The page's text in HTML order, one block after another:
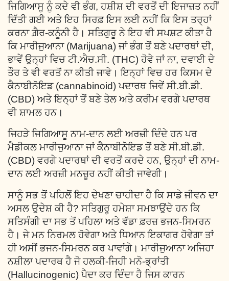
ਜਿਗਿਆਸੂ ਨੂੰ ਕਦੇ ਵੀ ਭੰਗ, ਹਸ਼ੀਸ਼ ਦੀ ਵਰਤੋਂ ਦੀ ਇਜਾਜ਼ਤ ਨਹੀਂ
ਦਿੱਤੀ ਗਈ ਅਤੇ ਇਹ ਸਿਰਫ਼ ਇਸ ਲਈ ਨਹੀਂ ਕਿ ਇਸ ਤਰ੍ਹਾਂ
ਕਰਨਾ ਗ਼ੈਰ-ਕਨੂੰਨੀ ਹੈ। ਸਤਿਗੁਰੂ ਨੇ ਇਹ ਵੀ ਸਪਸ਼ਟ ਕੀਤਾ ਹੈ
ਕਿ ਮਾਰੀਜੁਆਨਾ (Marijuana) ਜਾਂ ਭੰਗ ਤੋਂ ਬਣੇ ਪਦਾਰਥਾਂ ਦੀ,
ਭਾਵੇਂ ਉਨ੍ਹਾਂ ਵਿਚ ਟੀ.ਐਚ.ਸੀ. (THC) ਹੋਵੇ ਜਾਂ ਨਾ, ਦਵਾਈ ਦੇ
ਤੌਰ ਤੇ ਵੀ ਵਰਤੋਂ ਨਾ ਕੀਤੀ ਜਾਵੇ। ਇਨ੍ਹਾਂ ਵਿਚ ਹਰ ਕਿਸਮ ਦੇ
ਕੈਨਾਬੀਨੋਇਡ (cannabinoid) ਪਦਾਰਥ ਜਿਵੇਂ ਸੀ.ਬੀ.ਡੀ.
(CBD) ਅਤੇ ਇਨ੍ਹਾਂ ਤੋਂ ਬਣੇ ਤੇਲ ਅਤੇ ਕਰੀਮ ਵਰਗੇ ਪਦਾਰਥ
ਵੀ ਸ਼ਾਮਲ ਹਨ।
ਜਿਹੜੇ ਜਿਗਿਆਸੂ ਨਾਮ-ਦਾਨ ਲਈ ਅਰਜ਼ੀ ਦਿੰਦੇ ਹਨ ਪਰ
ਮੈਡੀਕਲ ਮਾਰੀਜੁਆਨਾ ਜਾਂ ਕੈਨਾਬੀਨੋਇਡ ਤੋਂ ਬਣੇ ਸੀ.ਬੀ.ਡੀ.
(CBD) ਵਰਗੇ ਪਦਾਰਥਾਂ ਦੀ ਵਰਤੋਂ ਕਰਦੇ ਹਨ, ਉਨ੍ਹਾਂ ਦੀ ਨਾਮ-
ਦਾਨ ਲਈ ਅਰਜ਼ੀ ਮਨਜ਼ੂਰ ਨਹੀਂ ਕੀਤੀ ਜਾਵੇਗੀ।
ਸਾਨੂੰ ਸਭ ਤੋਂ ਪਹਿਲੋਂ ਇਹ ਦੇਖਣਾ ਚਾਹੀਦਾ ਹੈ ਕਿ ਸਾਡੇ ਜੀਵਨ ਦਾ
ਅਸਲ ਉਦੇਸ਼ ਕੀ ਹੈ? ਸਤਿਗੁਰੂ ਹਮੇਸ਼ਾ ਸਮਝਾਉਂਦੇ ਹਨ ਕਿ
ਸਤਿਸੰਗੀ ਦਾ ਸਭ ਤੋਂ ਪਹਿਲਾ ਅਤੇ ਵੱਡਾ ਫ਼ਰਜ਼ ਭਜਨ-ਸਿਮਰਨ
ਹੈ। ਜੇ ਮਨ ਨਿਰਮਲ ਹੋਵੇਗਾ ਅਤੇ ਧਿਆਨ ਇਕਾਗਰ ਹੋਵੇਗਾ ਤਾਂ
ਹੀ ਅਸੀਂ ਭਜਨ-ਸਿਮਰਨ ਕਰ ਪਾਵਾਂਗੇ। ਮਾਰੀਜੁਆਨਾ ਅਜਿਹਾ
ਨਸ਼ੀਲਾ ਪਦਾਰਥ ਹੈ ਜੋ ਹਲਕੀ-ਜਿਹੀ ਮਨੋ-ਭ੍ਰਾਂਤੀ
(Hallucinogenic) ਪੈਦਾ ਕਰ ਦਿੰਦਾ ਹੈ ਜਿਸ ਕਾਰਨ